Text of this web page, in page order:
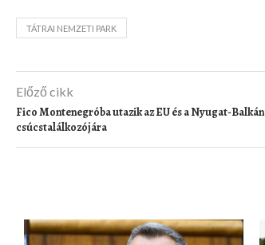
TÁTRAI NEMZETI PARK
Előző cikk
Fico Montenegróba utazik az EU és a Nyugat-Balkán
csúcstalálkozójára